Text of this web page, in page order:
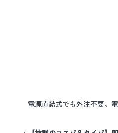
電源直結式でも外注不要。